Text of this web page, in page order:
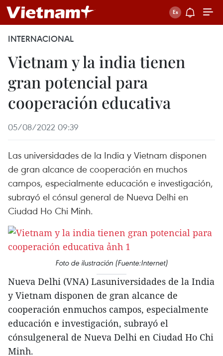
INTERNACIONAL
Vietnam y la india tienen
gran potencial para
cooperación educativa
05/08/2022 09:39
Las universidades de la India y Vietnam disponen
de gran alcance de cooperación en muchos
campos, especialmente educación e investigación,
subrayó el cónsul general de Nueva Delhi en
Ciudad Ho Chi Minh.
Foto de ilustración (Fuente:Internet)
Nueva Delhi (VNA) Lasuniversidades de la India
y Vietnam disponen de gran alcance de
cooperación enmuchos campos, especialmente
educación e investigación, subrayó el
cónsulgeneral de Nueva Delhi en Ciudad Ho Chi
Minh.